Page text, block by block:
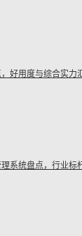
好用度与综合实力
系统盘点，行业标